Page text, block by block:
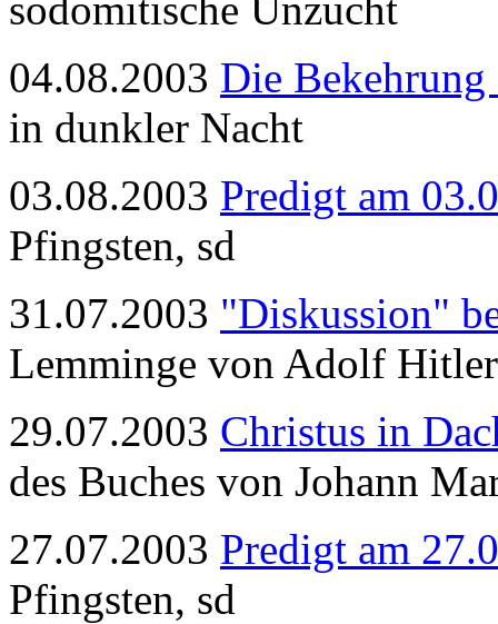
04.08.2003 Die Bekehrung
in dunkler Nacht
03.08.2003 Predigt am
Pfingsten, sd
31.07.2003 "Diskussion"
Lemminge von Adolf
29.07.2003 Christus in
des Buches von Johann
27.07.2003 Predigt am
Pfingsten, sd